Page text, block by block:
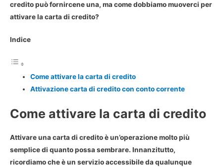
credito può fornircene una, ma come dobbiamo muoverci per
attivare la carta di credito?
Indice
Come attivare la carta di credito
Attivazione carta di credito con conto corrente
Come attivare la carta di credito
Attivare una carta di credito èun’operazione molto più
semplicedi quanto possa sembrare. Innanzitutto,
ricordiamo che è un servizio accessibile da qualunque